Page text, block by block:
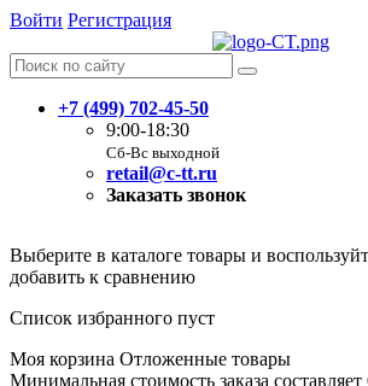
Войти Регистрация
+7 (499) 702-45-50
9:00-18:30
Сб-Вс выходной
retail@c-tt.ru
Заказать звонок
Выберите в каталоге товары и
добавить к сравнению
Список избранного пуст
Моя корзина Отложенные товары
Минимальная стоимость заказа